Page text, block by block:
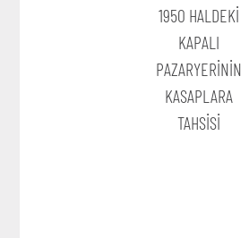
1950 HALDEKİ
KAPALI
PAZARYERİNİN
KASAPLARA
TAHSİSİ